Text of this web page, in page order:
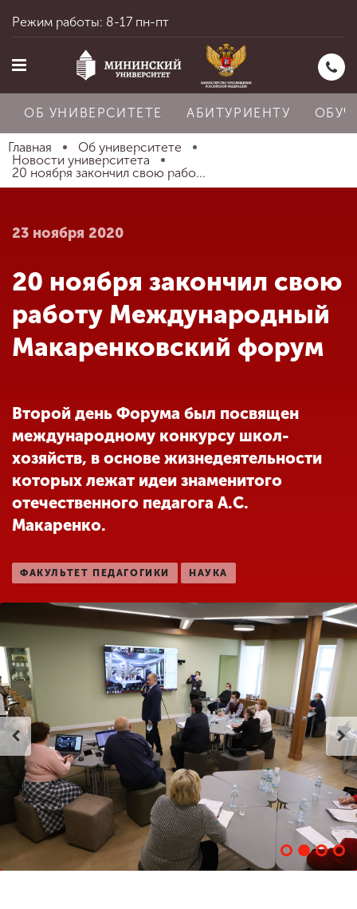
Главная
Абитуриенту
Обучение
Наука
Международная
деятельность
деятельности
Студенческая жизнь
Сведения об
образовательной
организации
ENG SPN CHI
Приемная
комиссия
+7 (831) 262-26-20
Режим работы: 8-17 пн-пт
ОБ УНИВЕРСИТЕТЕ АБИТУРИЕНТУ
Главная
Об университете
Новости университета
20 ноября закончил свою рабо...
23 ноября 2020
20 ноября закончил свою
работу Международный
Макаренковский форум
Второй день Форума был посвящен
международному конкурсу школ-
хозяйств, в основе жизнедеятельности
которых лежат идеи знаменитого
отечественного педагога А.С.
Макаренко.
ФАКУЛЬТЕТ ПЕДАГОГИКИ НАУКА